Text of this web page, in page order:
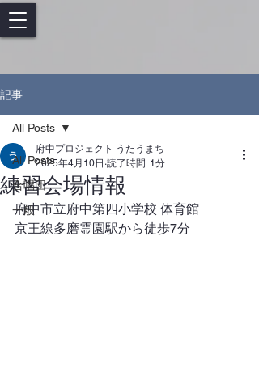
記事
All Posts
合唱団
一般
All Posts
練習会場情報
府中プロジェクト うたうまち
2025年4月10日 読了時間: 1分
府中市立府中第四小学校 体育館
京王線多磨霊園駅から徒歩7分